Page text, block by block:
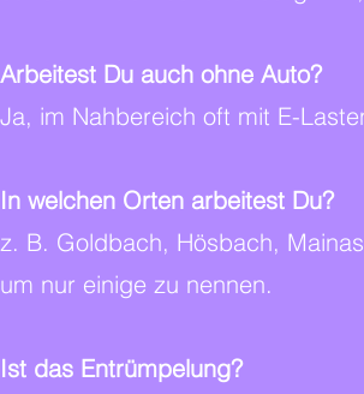
Arbeitest Du auch ohne Auto?
Ja, im Nahbereich oft mit E-
In welchen Orten arbeitest Du?
z. B. Goldbach, Hösbach,
um nur einige zu nennen.
Ist das Entrümpelung?